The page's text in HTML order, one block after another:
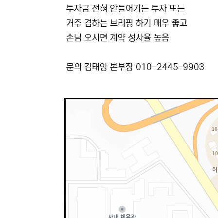
투자금 전혀 안들어가는 투자 또는
거주 겸하는 브리핑 하기 매우 좋고
손님 오시면 계약 성사율 높음
문의 김태양 본부장 010-2445-9903